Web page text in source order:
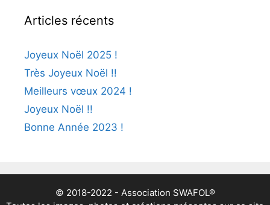
Articles récents
Joyeux Noël 2025 !
Très Joyeux Noël !!
Meilleurs vœux 2024 !
Joyeux Noël !!
Bonne Année 2023 !
© 2018-2022 - Association SWAFOL®